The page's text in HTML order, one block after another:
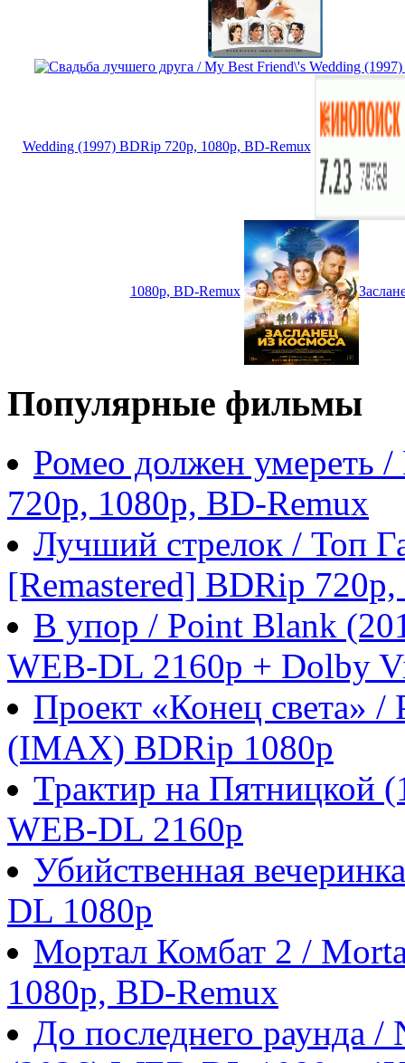
Wedding (1997) BDRip 720p, 1080p, BD-Remux
1080p, BD-Remux
Популярные фильмы
Ромео должен умереть
720p, 1080p, BD-Remux
Лучший стрелок / Топ
[Remastered] BDRip
В упор / Point Blank
WEB-DL 2160p + Dolby
Проект «Конец света»
(IMAX) BDRip 1080p
Трактир на Пятницкой
WEB-DL 2160p
Убийственная
DL 1080p
Мортал Комбат 2 /
1080p, BD-Remux
До последнего раунда